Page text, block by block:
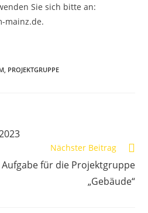
Sie sich bitte an:
mainz.de.
PROJEKTGRUPPE
Nächster Beitrag
für die Projektgruppe
„Gebäude“